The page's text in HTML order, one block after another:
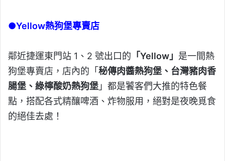
●Yellow熱狗堡專賣店
鄰近捷運東門站 1、2 號出口的 「Yellow」 是一間熱
狗堡專賣店，店內的「 秘傳肉醬熱狗堡、台灣豬肉香
腸堡、綠檸酸奶熱狗堡 」都是饕客們大推的特色餐
點，搭配各式精釀啤酒、炸物服用，絕對是夜晚覓食
的絕佳去處！